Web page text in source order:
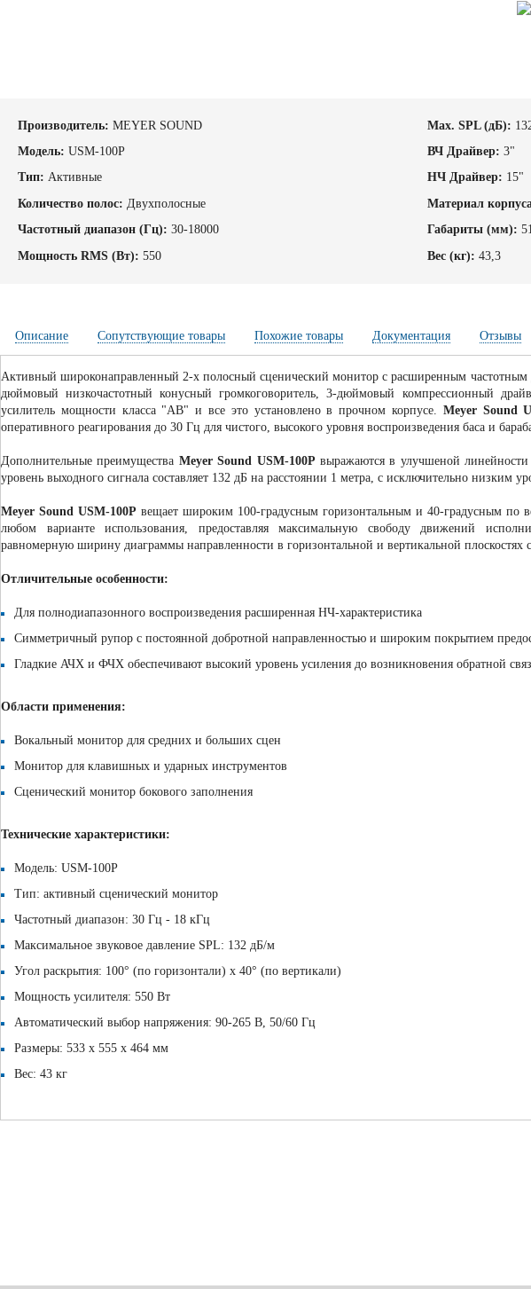
Производитель: MEYER SOUND
Модель: USM-100P
Тип: Активные
Количество полос: Двухполосные
Частотный диапазон (Гц): 30-18000
Мощность RMS (Вт): 550
Max. SPL (дБ):
ВЧ Драйвер: 3"
НЧ Драйвер: 15"
Материал
Габариты (мм):
Вес (кг): 43,3
Описание Сопутствующие товары Похожие товары Документация Отзывы
Активный широконаправленный 2-х полосный сценический монитор с расширенным частотным
дюймовый низкочастотный конусный громкоговоритель, 3-дюймовый компрессионный
усилитель мощности класса "АВ" и все это установлено в прочном корпусе. Meyer Sound
оперативного реагирования до 30 Гц для чистого, высокого уровня воспроизведения баса и
Дополнительные преимущества Meyer Sound USM-100P выражаются в улучшеной
уровень выходного сигнала составляет 132 дБ на расстоянии 1 метра, с исключительно низким
Meyer Sound USM-100P вещает широким 100-градусным горизонтальным и 40-градусным по
любом варианте использования, предоставляя максимальную свободу движений
равномерную ширину диаграммы направленности в горизонтальной и вертикальной плоскостях
Отличительные особенности:
Для полнодиапазонного воспроизведения расширенная НЧ-характеристика
Симметричный рупор с постоянной добротной направленностью и широким покрытием
Гладкие АЧХ и ФЧХ обеспечивают высокий уровень усиления до возникновения обратной
Области применения:
Вокальный монитор для средних и больших сцен
Монитор для клавишных и ударных инструментов
Сценический монитор бокового заполнения
Технические характеристики:
Модель: USM-100P
Тип: активный сценический монитор
Частотный диапазон: 30 Гц - 18 кГц
Максимальное звуковое давление SPL: 132 дБ/м
Угол раскрытия: 100° (по горизонтали) x 40° (по вертикали)
Мощность усилителя: 550 Вт
Автоматический выбор напряжения: 90-265 В, 50/60 Гц
Размеры: 533 х 555 х 464 мм
Вес: 43 кг